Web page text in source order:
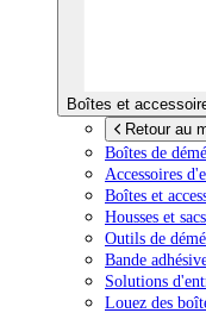
Boîtes et
Retour au
Boîtes de
Accessoires
Boîtes et
Housses et sacs
Outils de
Bande
Solutions
Louez des